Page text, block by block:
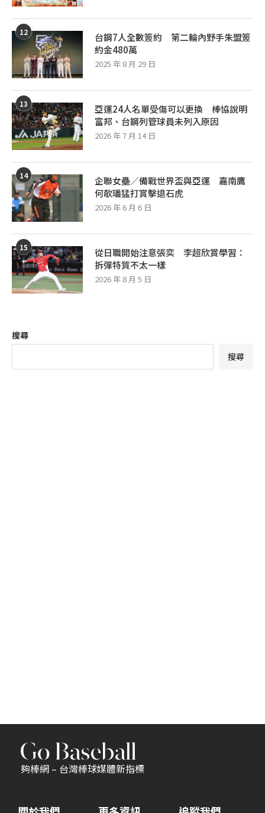
12
台鋼7人全數簽約 第二輪內野手朱盟簽
約金480萬
2025 年 8 月 29 日
13
亞運24人名單受傷可以更換 棒協說明
富邦、台鋼列管球員未列入原因
2026 年 7 月 14 日
14
企聯女壘／備戰世界盃與亞運 嘉南鷹
何欹璠猛打賞擊退石虎
2026 年 6 月 6 日
15
從日職開始注意張奕 李超欣賞學習：
拆彈特質不太一樣
2026 年 8 月 5 日
搜尋
搜尋
夠棒網 – 台灣棒球媒體新指標